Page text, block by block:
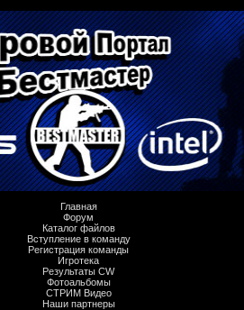
Главная
Форум
Каталог файлов
Вступление в команду
Регистрация команды
Игротека
Результаты CW
Фотоальбомы
СТРИМ Видео
Наши партнеры